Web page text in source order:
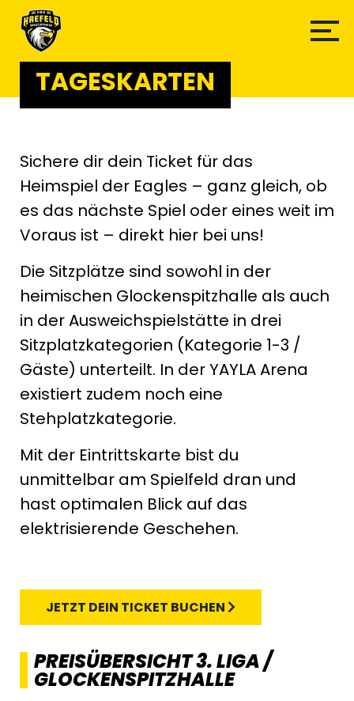
TAGESKARTEN
Sichere dir dein Ticket für das
Heimspiel der Eagles – ganz gleich, ob
es das nächste Spiel oder eines weit im
Voraus ist – direkt hier bei uns!
Die Sitzplätze sind sowohl in der
heimischen Glockenspitzhalle als auch
in der Ausweichspielstätte in drei
Sitzplatzkategorien (Kategorie 1-3 /
Gäste) unterteilt. In der YAYLA Arena
existiert zudem noch eine
Stehplatzkategorie.
Mit der Eintrittskarte bist du
unmittelbar am Spielfeld dran und
hast optimalen Blick auf das
elektrisierende Geschehen.
JETZT DEIN TICKET BUCHEN
PREISÜBERSICHT 3. LIGA /
GLOCKENSPITZHALLE